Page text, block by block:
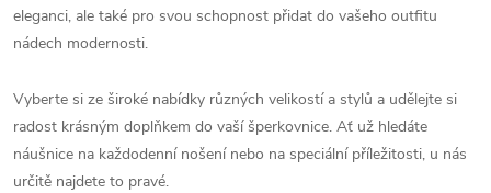
eleganci, ale také pro svou schopnost přidat do vašeho outfitu
nádech modernosti.
Vyberte si ze široké nabídky různých velikostí a stylů a udělejte si
radost krásným doplňkem do vaší šperkovnice. Ať už hledáte
náušnice na každodenní nošení nebo na speciální příležitosti, u nás
určitě najdete to pravé.